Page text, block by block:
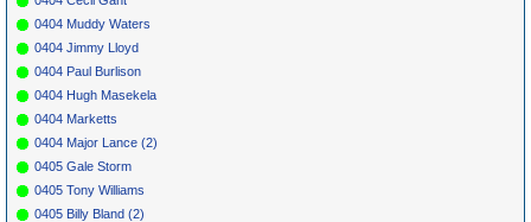
0404 Muddy Waters
0404 Jimmy Lloyd
0404 Paul Burlison
0404 Hugh Masekela
0404 Marketts
0404 Major Lance (2)
0405 Gale Storm
0405 Tony Williams
0405 Billy Bland (2)